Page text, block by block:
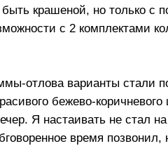
крашеной, но только с
с 2 комплектами
отлова варианты стали
бежево-
Я настаивать не стал
время